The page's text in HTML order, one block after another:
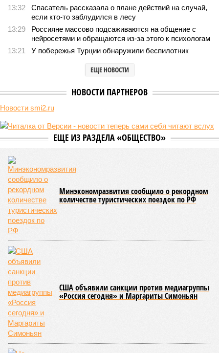
В нескольких станциях от уже сданного «Сказочного
леса» пайщики ЖК «Станция Л» продолжают ждать от
компании Capital Group начала реальной достройки
В нескольких станциях от уже сданного «Сказочного леса» пайщики ЖК
«Станция Л» продолжают ждать от компании Capital Group начала
уже получают ключи – в мае 2026 года были получены
заключение о соответствии проектной документации и
разрешение на ввод жилищного комплекса в эксплуатацию –
совсем недалеко, в паре станций метро южнее, на Люблинской
улице, картина, можно сказать, прямо противоположная.
ЖК «Светлый мир «Станция Л»: та же группа компаний-
банкрот Seven Suns Development, та же
схема достройки через Capital Group осенью 2024 года, но
за прошедшие два года результатов, по словам дольщиков,
практически не видно. По
порталов, первую очередь ЖК строители обещают сдать к
декабрю 2026 г., вторую – к марту 2028-го. Но никто при
этом из кураторов стройки не задается вопросом: как эти
сроки должны материализоваться? На строительной
площадке, по свидетельствам дольщиков, регулярно
бывающих у забора, какая-либо техника отсутствует. Ни
бетононасосов, ни работающих кранов, ни признаков